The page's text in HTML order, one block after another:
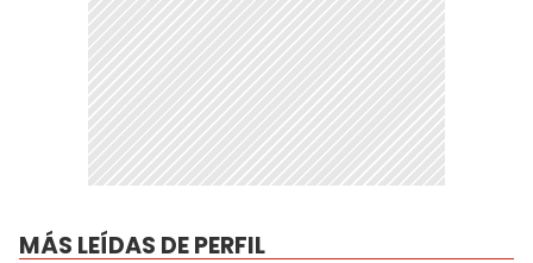
MÁS LEÍDAS DE PERFIL